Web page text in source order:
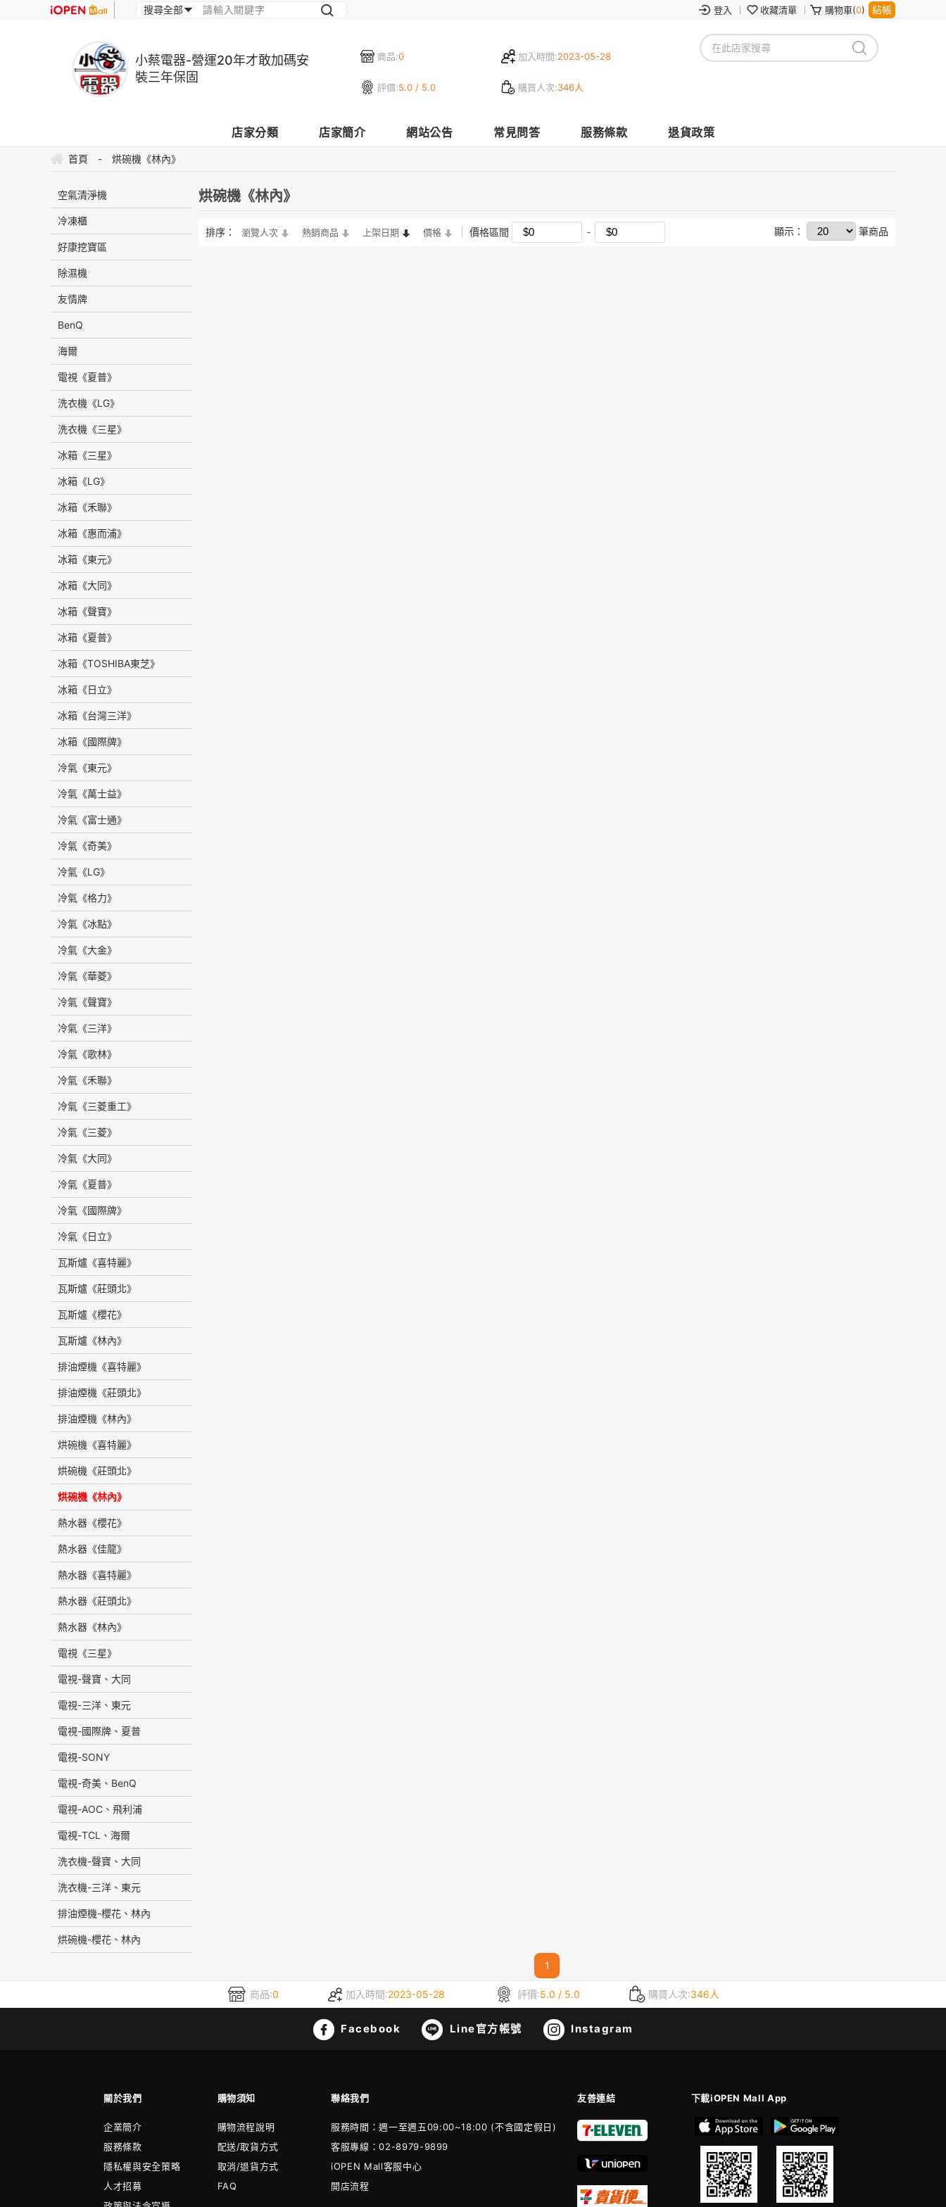
登入 收藏清單 購物車(0) 結帳
商品:0 加入時間:2023-05-28
評價:5.0 / 5.0 購買人次:346人
小蔡電器-營運20年才敢加碼安
裝三年保固
店家分類 店家簡介 網站公告 常見問答 服務條款 退貨政策
首頁 - 烘碗機《林內》
空氣清淨機
冷凍櫃
好康挖寶區
除濕機
友情牌
BenQ
海爾
電視《夏普》
洗衣機《LG》
洗衣機《三星》
冰箱《三星》
冰箱《LG》
冰箱《禾聯》
冰箱《惠而浦》
冰箱《東元》
冰箱《大同》
冰箱《聲寶》
冰箱《夏普》
冰箱《TOSHIBA東芝》
冰箱《日立》
冰箱《台灣三洋》
冰箱《國際牌》
冷氣《東元》
冷氣《萬士益》
冷氣《富士通》
冷氣《奇美》
冷氣《LG》
冷氣《格力》
冷氣《冰點》
冷氣《大金》
冷氣《華菱》
冷氣《聲寶》
冷氣《三洋》
冷氣《歌林》
冷氣《禾聯》
冷氣《三菱重工》
冷氣《三菱》
冷氣《大同》
冷氣《夏普》
冷氣《國際牌》
冷氣《日立》
瓦斯爐《喜特麗》
瓦斯爐《莊頭北》
瓦斯爐《櫻花》
瓦斯爐《林內》
排油煙機《喜特麗》
排油煙機《莊頭北》
排油煙機《林內》
烘碗機《喜特麗》
烘碗機《莊頭北》
烘碗機《林內》
熱水器《櫻花》
熱水器《佳龍》
熱水器《喜特麗》
熱水器《莊頭北》
熱水器《林內》
電視《三星》
電視-聲寶、大同
電視-三洋、東元
電視-國際牌、夏普
電視-SONY
電視-奇美、BenQ
電視-AOC、飛利浦
電視-TCL、海爾
洗衣機-聲寶、大同
洗衣機-三洋、東元
排油煙機-櫻花、林內
烘碗機-櫻花、林內
烘碗機《林內》
排序： 瀏覽人次 熱銷商品 上架日期 價格 價格區間 顯示： 筆商品
1
商品:0 加入時間:2023-05-28 評價:5.0 / 5.0 購買人次:346人
Facebook Line官方帳號 Instagram
關於我們 購物須知 聯絡我們 友善連結 下載iOPEN Mall App
企業簡介
服務條款
隱私權與安全策略
人才招募
購物流程說明
配送/取貨方式
取消/退貨方式
FAQ
服務時間：週一至週五09:00~18:00 (不含國定假日)
客服專線：02-8979-9899
iOPEN Mall客服中心
開店流程